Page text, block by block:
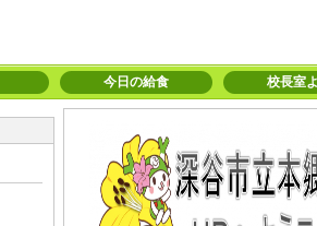
今日の給食 校長室